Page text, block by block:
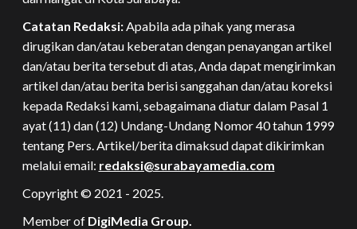
Catatan Redaksi:Apabila ada pihak yang merasa
dirugikan dan/atau keberatan dengan penayangan artikel
dan/atau berita tersebut di atas, Anda dapat mengirimkan
artikel dan/atau berita berisi sanggahan dan/atau koreksi
kepada Redaksi kami, sebagaimana diatur dalam Pasal 1
ayat (11) dan (12) Undang-Undang Nomor 40 tahun 1999
tentang Pers. Artikel/berita dimaksud dapat dikirimkan
melalui email: redaksi@surabayamedia.com
Copyright © 2021 - 2025.
Member of DigiMedia Group.